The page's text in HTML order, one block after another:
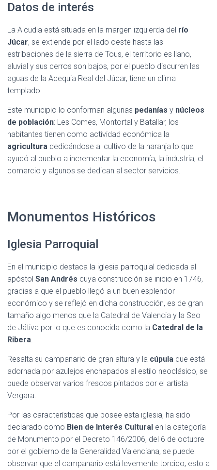
Datos de interés
La Alcudia está situada en la margen izquierda del río
Júcar, se extiende por el lado oeste hasta las
estribaciones de la sierra de Tous, el territorio es llano,
aluvial y sus cerros son bajos, por el pueblo discurren las
aguas de la Acequia Real del Júcar, tiene un clima
templado.
Este municipio lo conforman algunas pedanías y núcleos
de población: Les Comes, Montortal y Batallar, los
habitantes tienen como actividad económica la
agricultura dedicándose al cultivo de la naranja lo que
ayudó al pueblo a incrementar la economía, la industria, el
comercio y algunos se dedican al sector servicios.
Monumentos Históricos
Iglesia Parroquial
En el municipio destaca la iglesia parroquial dedicada al
apóstol San Andrés cuya construcción se inicio en 1746,
gracias a que el pueblo llegó a un buen esplendor
económico y se reflejó en dicha construcción, es de gran
tamaño algo menos que la Catedral de Valencia y la Seo
de Játiva por lo que es conocida como la Catedral de la
Ribera.
Resalta su campanario de gran altura y la cúpula que está
adornada por azulejos enchapados al estilo neoclásico, se
puede observar varios frescos pintados por el artista
Vergara.
Por las características que posee esta iglesia, ha sido
declarado como Bien de Interés Cultural en la categoría
de Monumento por el Decreto 146/2006, del 6 de octubre
por el gobierno de la Generalidad Valenciana, se puede
observar que el campanario está levemente torcido, esto a